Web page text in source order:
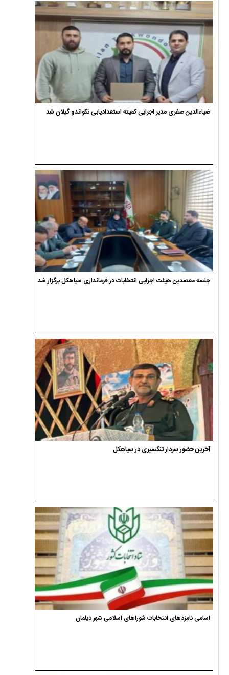
ضیاءالدین صفری مدیر اجرایی کمیته استعدادیابی تکواندو گیلان شد
جلسه معتمدین هیئت اجرایی انتخابات در فرمانداری سیاهکل برگزار شد
آخرین حضور سردار تنگسیری در سیاهکل
اسامی نامزدهای انتخابات شوراهای اسلامی شهر دیلمان